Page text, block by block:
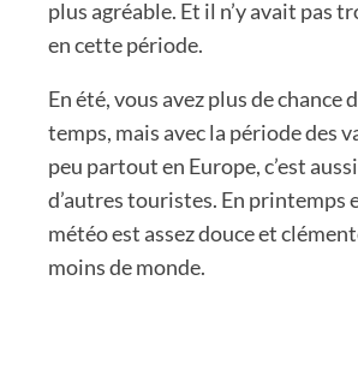
plus agréable. Et il n’y avait pas
en cette période.
En été, vous avez plus de chance
temps, mais avec la période des
peu partout en Europe, c’est
d’autres touristes. En printemps
météo est assez douce et
moins de monde.